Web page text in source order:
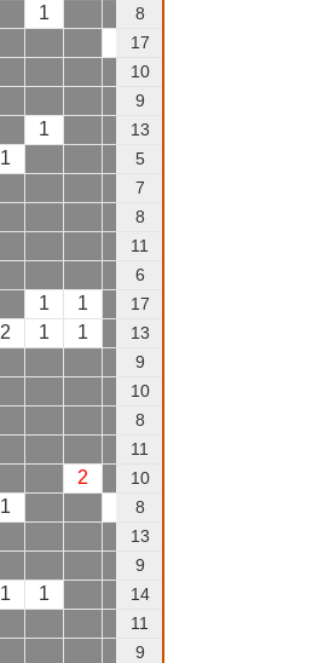
1 8
17
10
9
1 13
1 5
7
8
11
6
1 1 17
2 1 1 13
9
10
8
11
2 10
1 8
13
9
1 1 14
11
9